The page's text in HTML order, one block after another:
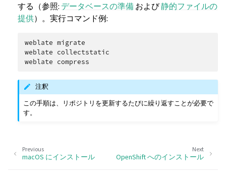
する（参照: データベースの準備および静的ファイルの
提供）。実行コマンド例:
weblate migrate
weblate collectstatic
weblate
注釈
この手順は、リポジトリを更新するたびに繰り返すことが必要で
す。
Next
OpenShift へのインストール
Previous
macOS にインストール